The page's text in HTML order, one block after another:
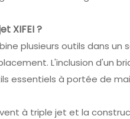
XIFEI ?
plusieurs outils dans un
L'inclusion d'un
essentiels à portée de
à triple jet et la